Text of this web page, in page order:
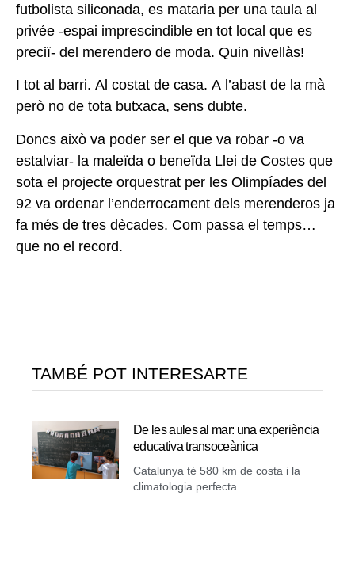
futbolista siliconada, es mataria per una taula al
privée -espai imprescindible en tot local que es
preciï- del merendero de moda. Quin nivellàs!
I tot al barri. Al costat de casa. A l’abast de la mà
però no de tota butxaca, sens dubte.
Doncs això va poder ser el que va robar -o va
estalviar- la maleïda o beneïda Llei de Costes que
sota el projecte orquestrat per les Olimpíades del
92 va ordenar l’enderrocament dels merenderos ja
fa més de tres dècades. Com passa el temps…
que no el record.
TAMBÉ POT INTERESARTE
De les aules al mar: una experiència
educativa transoceànica
Catalunya té 580 km de costa i la
climatologia perfecta